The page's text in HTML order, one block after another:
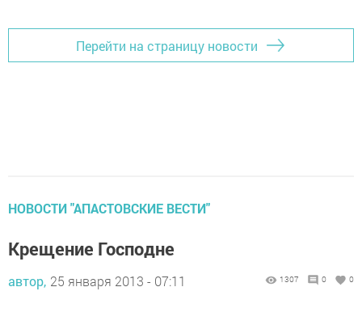
Перейти на страницу новости
НОВОСТИ "АПАСТОВСКИЕ ВЕСТИ"
Крещение Господне
автор, 25 января 2013 - 07:11 1307 0 0